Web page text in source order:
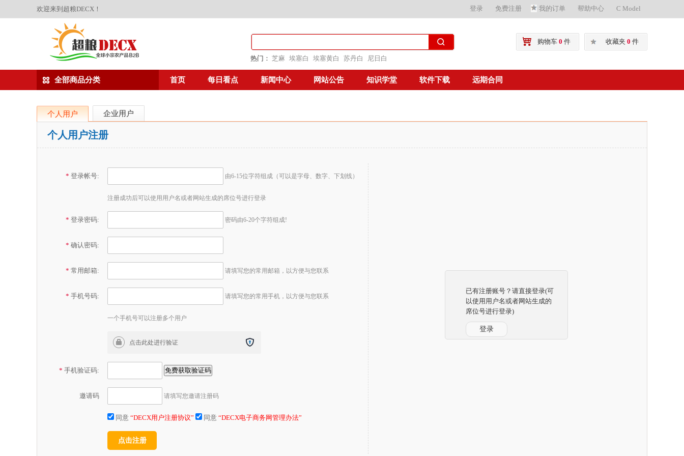
欢迎来到超粮DECX！ 登录 免费注册 我的订单 帮助中心 C Model
收藏夹 0 件
购物车 0 件
热门： 芝麻 埃塞白 埃塞黄白 苏丹白 尼日白
全部商品分类 首页 每日看点 新闻中心 网站公告 知识学堂 软件下载 远期合同
个人用户 企业用户
个人用户注册
* 登录帐号: 由6-15位字符组成（可以是字母、数字、下划线）
注册成功后可以使用用户名或者网站生成的席位号进行登录
* 登录密码: 密码由6-20个字符组成!
* 确认密码:
* 常用邮箱: 请填写您的常用邮箱，以方便与您联系
* 手机号码: 请填写您的常用手机，以方便与您联系
一个手机号可以注册多个用户
* 手机验证码:
邀请码 请填写您邀请注册码
同意 “DECX用户注册协议” 同意 “DECX电子商务网管理办法”
已有注册账号？请直接登录(可
以使用用户名或者网站生成的
席位号进行登录)
登录